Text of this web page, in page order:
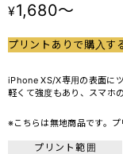
¥1,680～
プリントありで購入す
iPhone XS/X専用の表面に
軽くて強度もあり、スマホ
※こちらは無地商品です。プ
プリント範囲